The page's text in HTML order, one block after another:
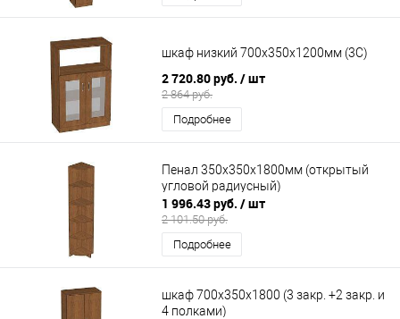
шкаф низкий 700х350х1200мм (3С)
2 720.80 руб. / шт
2 864 руб.
Подробнее
Пенал 350х350х1800мм (открытый
угловой радиусный)
1 996.43 руб. / шт
2 101.50 руб.
Подробнее
шкаф 700х350х1800 (3 закр. +2 закр. и
4 полками)